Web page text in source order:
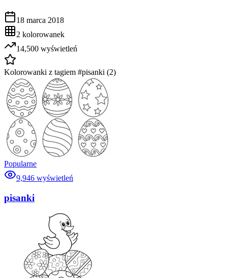
18 marca 2018
2 kolorowanek
14,500 wyświetleń
Kolorowanki z tagiem #pisanki (2)
Popularne
9,946 wyświetleń
pisanki